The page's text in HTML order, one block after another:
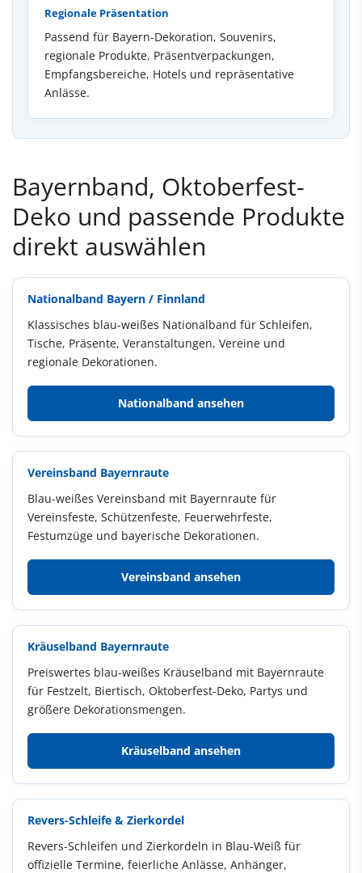
Regionale Präsentation
Passend für Bayern-Dekoration, Souvenirs,
regionale Produkte, Präsentverpackungen,
Empfangsbereiche, Hotels und repräsentative
Anlässe.
Bayernband, Oktoberfest-
Deko und passende Produkte
direkt auswählen
Nationalband Bayern / Finnland
Klassisches blau-weißes Nationalband für Schleifen,
Tische, Präsente, Veranstaltungen, Vereine und
regionale Dekorationen.
Nationalband ansehen
Vereinsband Bayernraute
Blau-weißes Vereinsband mit Bayernraute für
Vereinsfeste, Schützenfeste, Feuerwehrfeste,
Festumzüge und bayerische Dekorationen.
Vereinsband ansehen
Kräuselband Bayernraute
Preiswertes blau-weißes Kräuselband mit Bayernraute
für Festzelt, Biertisch, Oktoberfest-Deko, Partys und
größere Dekorationsmengen.
Kräuselband ansehen
Revers-Schleife & Zierkordel
Revers-Schleifen und Zierkordeln in Blau-Weiß für
offizielle Termine, feierliche Anlässe, Anhänger,